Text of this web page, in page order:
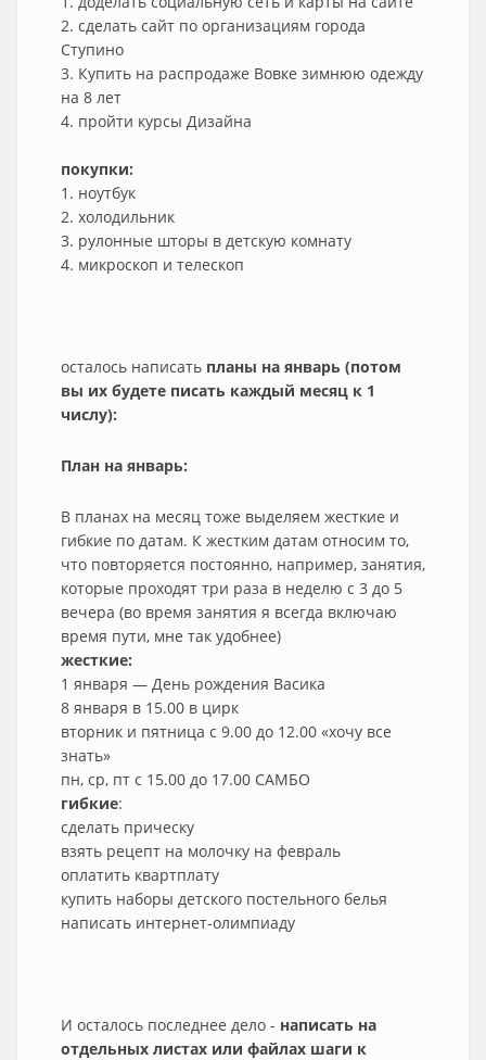
2. сделать сайт по организациям города
Ступино
3. Купить на распродаже Вовке зимнюю одежду
на 8 лет
4. пройти курсы Дизайна
покупки:
1. ноутбук
2. холодильник
3. рулонные шторы в детскую комнату
4. микроскоп и телескоп
осталось написать планы на январь (потом
вы их будете писать каждый месяц к 1
числу):
План на январь:
В планах на месяц тоже выделяем жесткие и
гибкие по датам. К жестким датам относим то,
что повторяется постоянно, например, занятия,
которые проходят три раза в неделю с 3 до 5
вечера (во время занятия я всегда включаю
время пути, мне так удобнее)
жесткие:
1 января — День рождения Васика
8 января в 15.00 в цирк
вторник и пятница с 9.00 до 12.00 «хочу все
знать»
пн, ср, пт с 15.00 до 17.00 САМБО
гибкие:
сделать прическу
взять рецепт на молочку на февраль
оплатить квартплату
купить наборы детского постельного белья
написать интернет-олимпиаду
И осталось последнее дело - написать на
отдельных листах или файлах шаги к